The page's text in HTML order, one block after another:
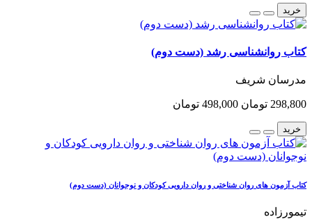
خرید
کتاب روانشناسی رشد (دست دوم)
مدرسان شریف
298,800 تومان 498,000 تومان
خرید
کتاب آزمون های روان شناختی و روان دارویی کودکان و نوجوانان (دست دوم)
تیمورزاده